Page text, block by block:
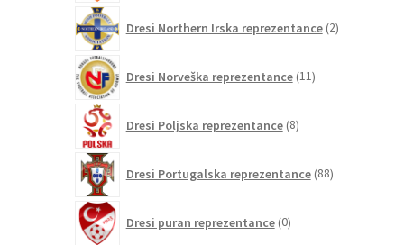
Dresi Northern Irska reprezentance 2izdelka
Dresi Norveška reprezentance 11izdelkov
Dresi Poljska reprezentance 8izdelkov
Dresi Portugalska reprezentance 88izdelkov
Dresi puran reprezentance 0izdelkov